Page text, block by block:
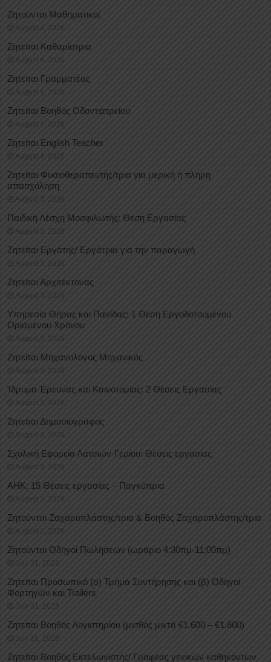
Ζητούνται Μαθηματικοί
August 4, 2026
Ζητείται Καθαρίστρια
August 4, 2026
Ζητείται Γραμματέας
August 4, 2026
Ζητείται Βοηθός Οδοντιατρείου
August 4, 2026
Ζητείται English Teacher
August 4, 2026
Ζητείται Φυσιοθεραπευτής/τρια για μερική ή πλήρη
απασχόληση
August 3, 2026
Παιδική Λέσχη Μοσφιλωτής: Θέση Εργασίας
August 3, 2026
Ζητείται Εργάτης/ Εργάτρια για την παραγωγή
August 3, 2026
Ζητείται Αρχιτέκτονας
August 3, 2026
Υπηρεσία Θήρας και Πανίδας: 1 Θέση Eργοδοτουμένου
Oρισμένου Xρόνου
August 3, 2026
Ζητείται Μηχανολόγος Μηχανικός
August 3, 2026
Ίδρυμα Έρευνας και Καινοτομίας: 2 Θέσεις Εργασίας
August 3, 2026
Ζητείται Δημοσιογράφος
August 3, 2026
Σχολική Εφορεία Λατσιών-Γερίου: Θέσεις εργασίας
August 3, 2026
ΑΗΚ: 15 Θέσεις εργασίας – Παγκύπρια
August 3, 2026
Ζητούνται Ζαχαροπλάστης/τρια & Βοηθός Ζαχαροπλάστης/τρια
August 1, 2026
Ζητούνται Οδηγοί Πωλήσεων (ωράριο 4:30πμ-11:00πμ)
July 31, 2026
Ζητείται Προσωπικό (α) Τμήμα Συντήρησης και (β) Οδηγοί
Φορτηγών και Trailers
July 31, 2026
Ζητείται Βοηθός Λογιστηρίου (μισθός μικτά €1.600 – €1.800)
July 31, 2026
Ζητείται Βοηθός Εκτελωνιστής/ Γραφέας γενικών καθηκόντων